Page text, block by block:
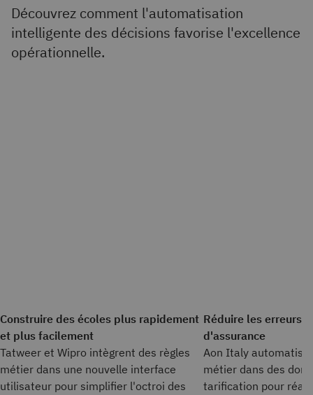
Découvrez comment l'automatisation
intelligente des décisions favorise l'excellence
opérationnelle.
Construire des écoles plus rapidement
et plus facilement
Tatweer et Wipro intègrent des règles
métier dans une nouvelle interface
utilisateur pour simplifier l'octroi des
Réduire les erreurs
d'assurance
Aon Italy automatise
métier dans des
tarification pour